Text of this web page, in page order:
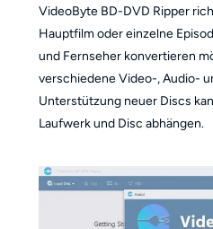
VideoByte BD-DVD Ripper
Hauptfilm oder einzelne
und Fernseher konvertieren
verschiedene Video-, Audio-
Unterstützung neuer Discs
Laufwerk und Disc abhängen.